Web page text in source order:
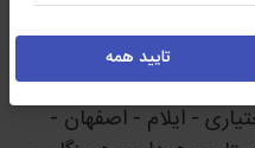
غربی - آذربایجان
- ایلام - اصفهان -
تایید همه